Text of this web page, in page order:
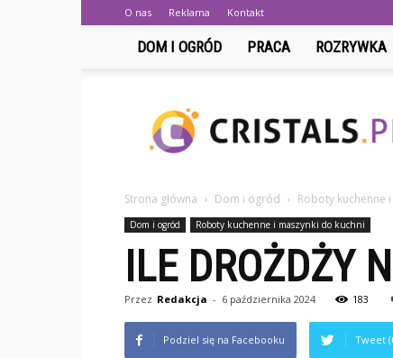
O nas Reklama Kontakt
DOM I OGRÓD PRACA ROZRYWKA
Strona główna Dom i ogród Roboty kuchenne
Dom i ogród Roboty kuchenne i maszynki do kuchni
ILE DROŻDŻY
Przez Redakcja - 6 października 2024 183
Podziel się na Facebooku Tweet